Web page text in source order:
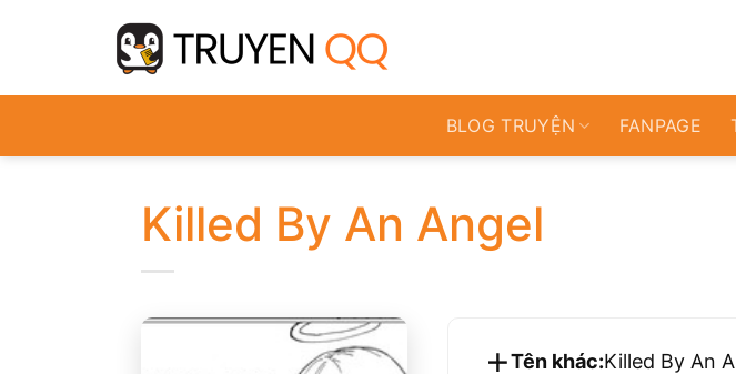
dung
BLOG TRUYỆN
FANPAGE
Killed By An Angel
Tên khác:Killed By An